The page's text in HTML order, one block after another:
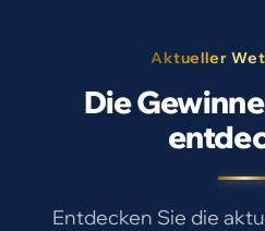
Aktueller
Die
Entdecken Sie die